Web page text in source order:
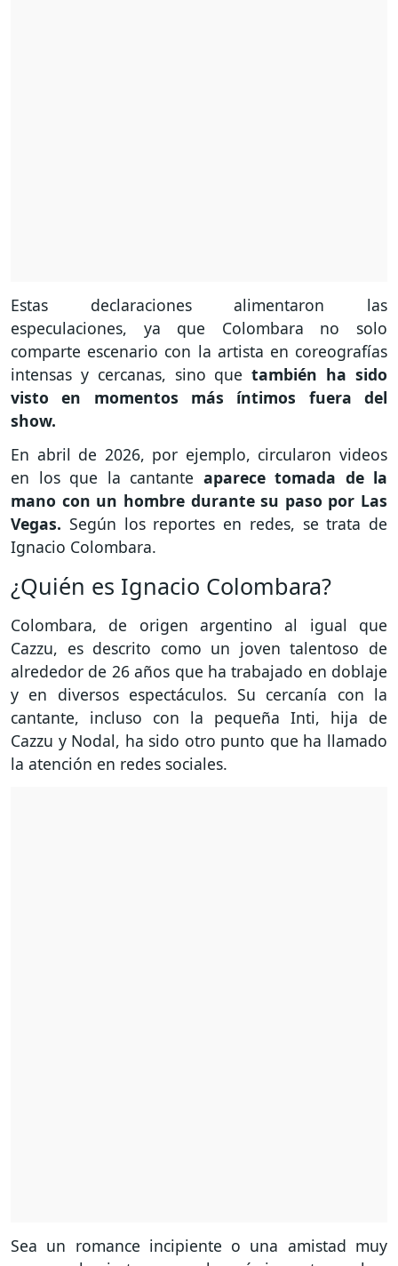
Estas declaraciones alimentaron las
especulaciones, ya que Colombara no solo
comparte escenario con la artista en coreografías
intensas y cercanas, sino quetambién ha sido
visto en momentos más íntimos fuera del
show.
En abril de 2026, por ejemplo, circularon videos
en los que la cantante aparece tomada de la
mano con un hombre durante su paso por Las
Vegas. Según los reportes en redes, se trata de
Ignacio Colombara.
¿Quién es Ignacio Colombara?
Colombara, de origen argentino al igual que
Cazzu, es descrito como un joven talentoso de
alrededor de 26 años que ha trabajado en doblaje
y en diversos espectáculos. Su cercanía con la
cantante, incluso con la pequeña Inti, hija de
Cazzu y Nodal, ha sido otro punto que ha llamado
la atención en redes sociales.
Sea un romance incipiente o una amistad muy